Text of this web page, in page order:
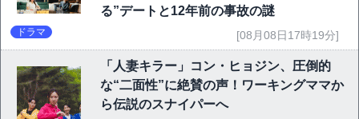
る”デートと12年前の事故の謎
ドラマ [08月08日17時19分]
「人妻キラー」コン・ヒョジン、圧倒的
な“二面性”に絶賛の声！ワーキングママか
ら伝説のスナイパーへ